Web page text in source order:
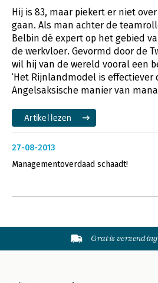
Hij is 83, maar piekert er niet
gaan. Als man achter de
Belbin dé expert op het gebied
de werkvloer. Gevormd door de
wil hij van de wereld vooral een
‘Het Rijnlandmodel is effectiever
Angelsaksische manier van
Artikel lezen
27-08-2013
Managementoverdaad schaadt!
Gratis